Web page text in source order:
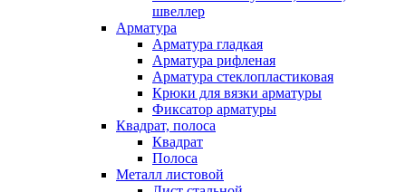
швеллер
Арматура
Арматура гладкая
Арматура рифленая
Арматура стеклопластиковая
Крюки для вязки арматуры
Фиксатор арматуры
Квадрат, полоса
Квадрат
Полоса
Металл листовой